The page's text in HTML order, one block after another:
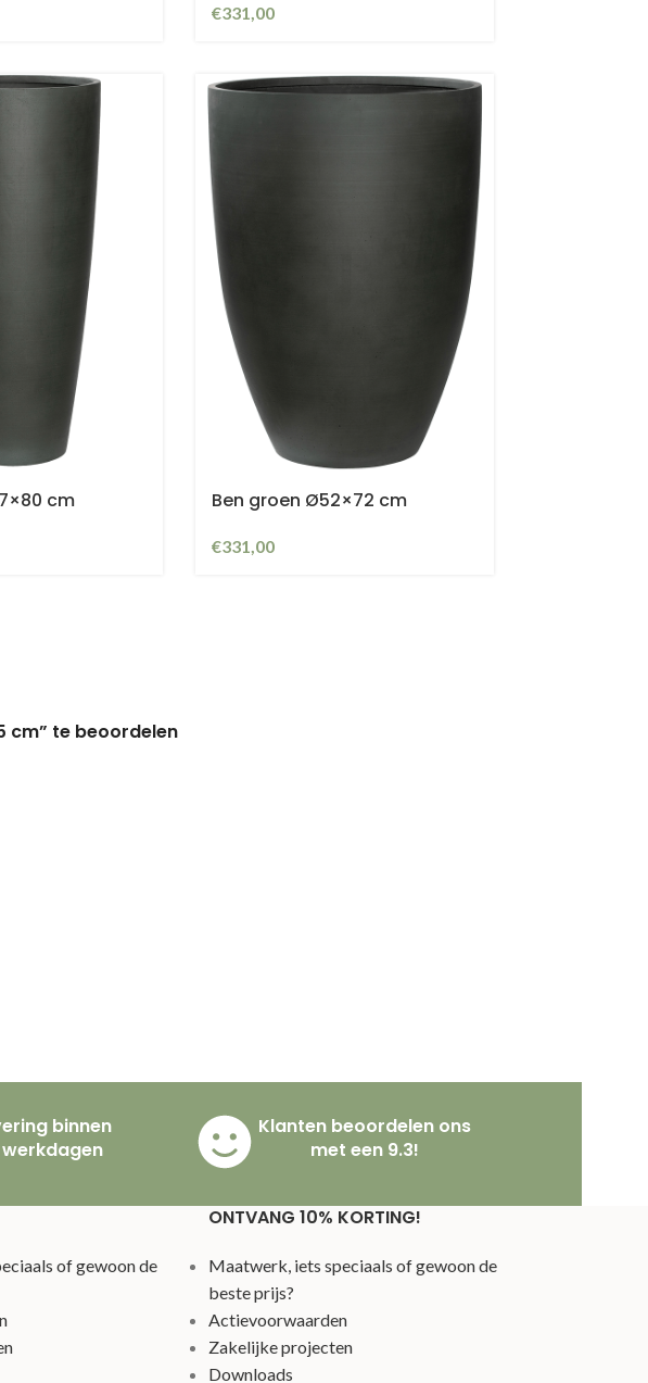
€331,00
cm Ben groen Ø52×72 cm
€331,00
cm” te beoordelen
binnen
werkdagen
Klanten beoordelen ons
met een 9.3!
of gewoon de
ONTVANG 10% KORTING!
Maatwerk, iets speciaals of gewoon de
beste prijs?
Actievoorwaarden
Zakelijke projecten
Downloads